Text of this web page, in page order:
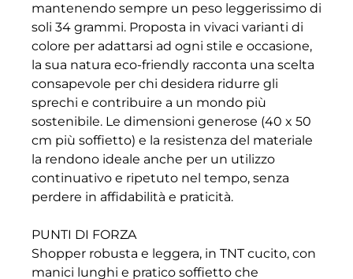
mantenendo sempre un peso leggerissimo di
soli 34 grammi. Proposta in vivaci varianti di
colore per adattarsi ad ogni stile e occasione,
la sua natura eco-friendly racconta una scelta
consapevole per chi desidera ridurre gli
sprechi e contribuire a un mondo più
sostenibile. Le dimensioni generose (40 x 50
cm più soffietto) e la resistenza del materiale
la rendono ideale anche per un utilizzo
continuativo e ripetuto nel tempo, senza
perdere in affidabilità e praticità.
PUNTI DI FORZA
Shopper robusta e leggera, in TNT cucito, con
manici lunghi e pratico soffietto che